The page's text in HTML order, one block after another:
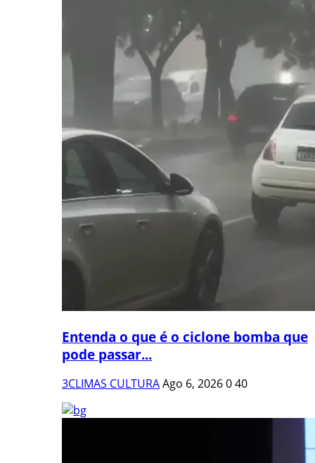
Entenda o que é o ciclone bomba que
pode passar...
3CLIMAS CULTURAAgo 6, 2026040